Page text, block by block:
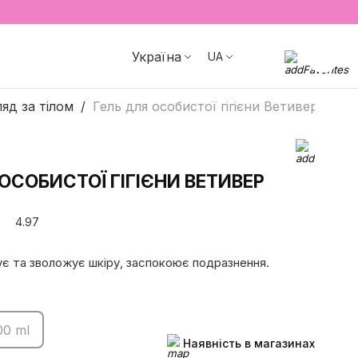
Україна UA
за тілом Гель для особистої гігієни Ветивер
ГІГІЄНИ ВЕТИВЕР
4.97
та зволожує шкіру, заспокоює подразнення.
ml
Наявність в магазинах